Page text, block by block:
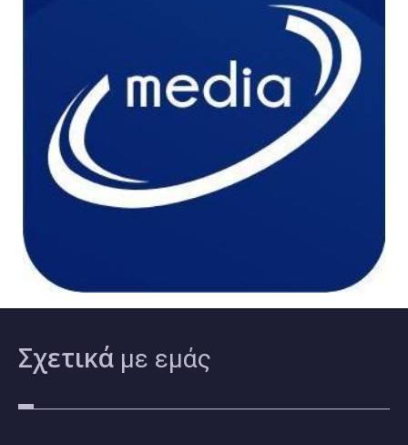
Σχετικά με εμάς